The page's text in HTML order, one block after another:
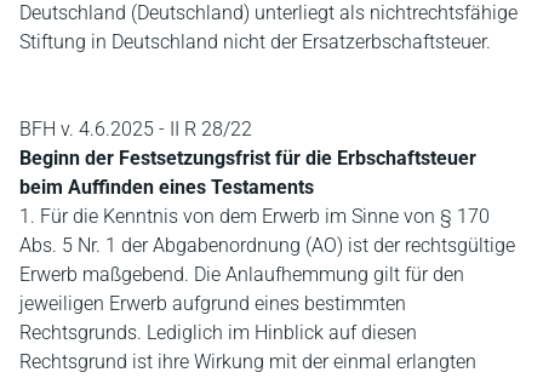
Deutschland (Deutschland) unterliegt als nichtrechtsfähige
Stiftung in Deutschland nicht der Ersatzerbschaftsteuer.
BFH v. 4.6.2025 - II R 28/22
Beginn der Festsetzungsfrist für die Erbschaftsteuer
beim Auffinden eines Testaments
1. Für die Kenntnis von dem Erwerb im Sinne von § 170
Abs. 5 Nr. 1 der Abgabenordnung (AO) ist der rechtsgültige
Erwerb maßgebend. Die Anlaufhemmung gilt für den
jeweiligen Erwerb aufgrund eines bestimmten
Rechtsgrunds. Lediglich im Hinblick auf diesen
Rechtsgrund ist ihre Wirkung mit der einmal erlangten